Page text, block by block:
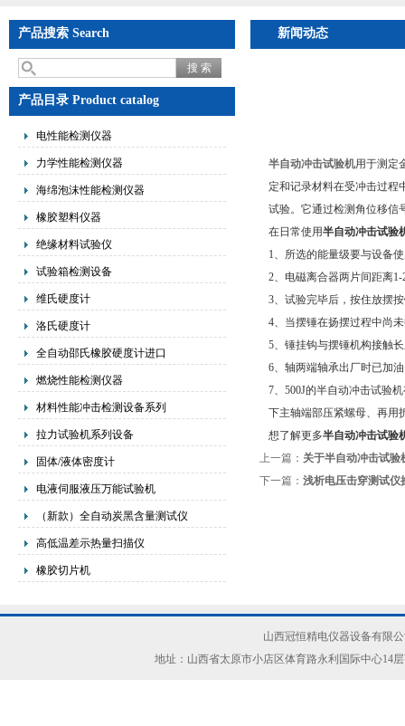
产品搜索 Search
产品目录 Product catalog
电性能检测仪器
力学性能检测仪器
海绵泡沫性能检测仪器
橡胶塑料仪器
绝缘材料试验仪
试验箱检测设备
维氏硬度计
洛氏硬度计
全自动邵氏橡胶硬度计进口
燃烧性能检测仪器
材料性能冲击检测设备系列
拉力试验机系列设备
固体/液体密度计
电液伺服液压万能试验机
（新款）全自动炭黑含量测试仪
高低温差示热量扫描仪
橡胶切片机
新闻动态
半自动冲击试验机用于测定
定和记录材料在受冲击过程
试验。它通过检测角位移信
在日常使用半自动冲击试验
1、所选的能量级要与设备
2、电磁离合器两片间距离
3、试验完毕后，按住放摆
4、当摆锤在扬摆过程中尚
5、锤挂钩与摆锤机构接触
6、轴两端轴承出厂时已加
7、500J的半自动冲击试验
下主轴端部压紧螺母、再用
想了解更多半自动冲击试验
上一篇： 关于半自动冲击试
下一篇： 浅析电压击穿测试仪
山西冠恒精电仪器设备有限
地址：山西省太原市小店区体育路永利国际中心14